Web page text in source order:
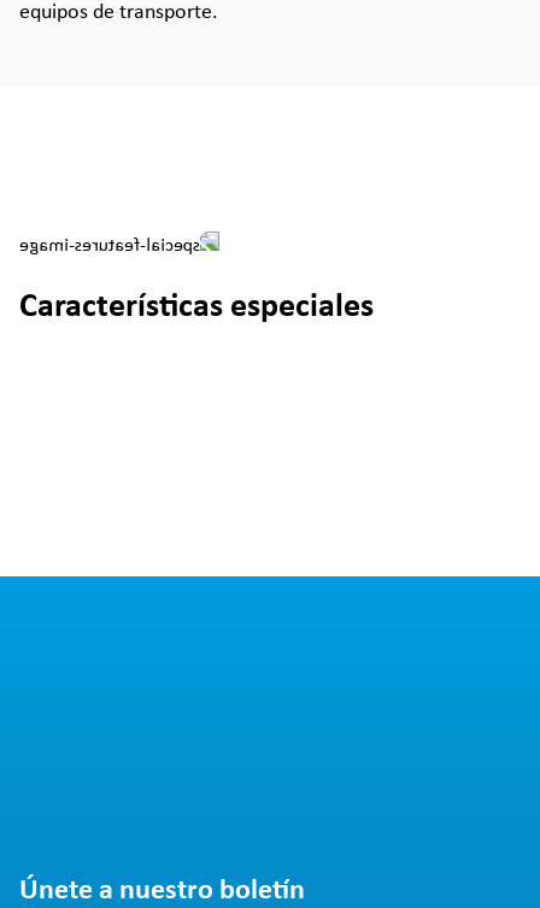
equipos de transporte.
Características especiales
Únete a nuestro boletín